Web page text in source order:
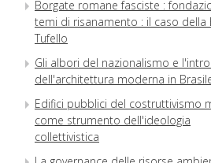
Borgate romane fasciste :
temi di risanamento : il caso della
Tufello
Gli albori del nazionalismo e
dell'architettura moderna in
Edifici pubblici del costruttivismo
come strumento dell'ideologia
collettivistica